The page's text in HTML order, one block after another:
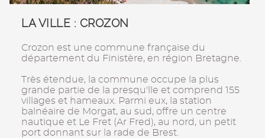
LA VILLE : CROZON
Crozon est une commune française du
département du Finistère, en région Bretagne.
Très étendue, la commune occupe la plus
grande partie de la presqu'île et comprend 155
villages et hameaux. Parmi eux, la station
balnéaire de Morgat, au sud, offre un centre
nautique et Le Fret (Ar Fred), au nord, un petit
port donnant sur la rade de Brest.